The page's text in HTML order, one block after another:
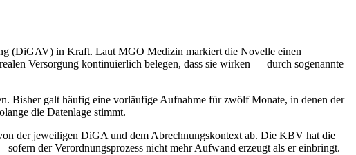
(DiGAV) in Kraft. Laut MGO Medizin markiert die Novelle einen
Versorgung kontinuierlich belegen, dass sie wirken — durch sogenannte
Bisher galt häufig eine vorläufige Aufnahme für zwölf Monate, in denen der
die Datenlage stimmt.
der jeweiligen DiGA und dem Abrechnungskontext ab. Die KBV hat die
der Verordnungsprozess nicht mehr Aufwand erzeugt als er einbringt.